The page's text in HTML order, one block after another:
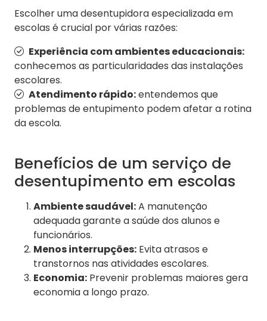
Escolher uma desentupidora especializada em
escolas é crucial por várias razões:
Experiência com ambientes educacionais:
conhecemos as particularidades das instalações
escolares.
Atendimento rápido:entendemos que
problemas de entupimento podem afetar a rotina
da escola.
Benefícios de um serviço de
desentupimento em escolas
Ambiente saudável:A manutenção
adequada garante a saúde dos alunos e
funcionários.
Menos interrupções: Evita atrasos e
transtornos nas atividades escolares.
Economia: Prevenir problemas maiores gera
economia a longo prazo.